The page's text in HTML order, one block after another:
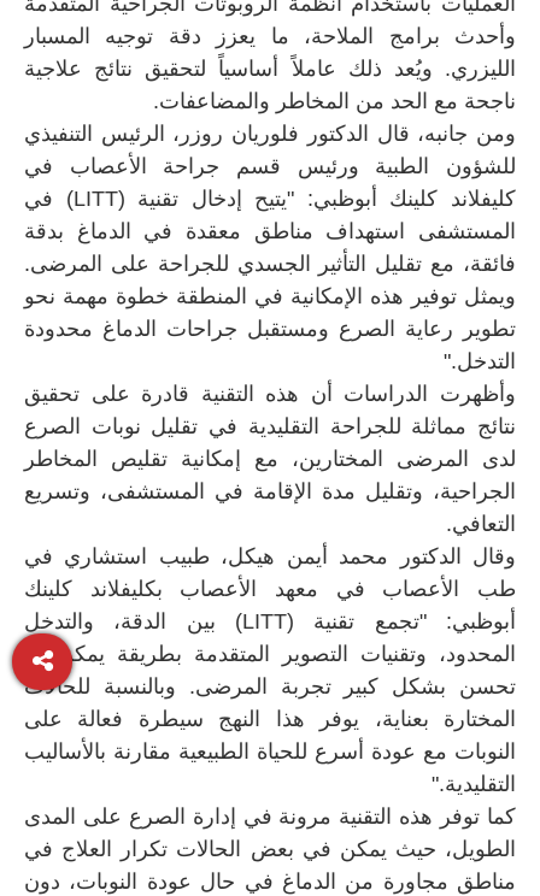
وأحدث برامج الملاحة، ما يعزز دقة توجيه المسبار
الليزري. ويُعد ذلك عاملاً أساسياً لتحقيق نتائج علاجية
ناجحة مع الحد من المخاطر والمضاعفات.
ومن جانبه، قال الدكتور فلوريان روزر، الرئيس التنفيذي
للشؤون الطبية ورئيس قسم جراحة الأعصاب في
كليفلاند كلينك أبوظبي: "يتيح إدخال تقنية (LITT) في
المستشفى استهداف مناطق معقدة في الدماغ بدقة
فائقة، مع تقليل التأثير الجسدي للجراحة على المرضى.
ويمثل توفير هذه الإمكانية في المنطقة خطوة مهمة نحو
تطوير رعاية الصرع ومستقبل جراحات الدماغ محدودة
التدخل."
وأظهرت الدراسات أن هذه التقنية قادرة على تحقيق
نتائج مماثلة للجراحة التقليدية في تقليل نوبات الصرع
لدى المرضى المختارين، مع إمكانية تقليص المخاطر
الجراحية، وتقليل مدة الإقامة في المستشفى، وتسريع
التعافي.
وقال الدكتور محمد أيمن هيكل، طبيب استشاري في
طب الأعصاب في معهد الأعصاب بكليفلاند كلينك
أبوظبي: "تجمع تقنية (LITT) بين الدقة، والتدخل
المحدود، وتقنيات التصوير المتقدمة بطريقة يمكن أن
تحسن بشكل كبير تجربة المرضى. وبالنسبة للحالات
المختارة بعناية، يوفر هذا النهج سيطرة فعالة على
النوبات مع عودة أسرع للحياة الطبيعية مقارنة بالأساليب
التقليدية."
كما توفر هذه التقنية مرونة في إدارة الصرع على المدى
الطويل، حيث يمكن في بعض الحالات تكرار العلاج في
مناطق مجاورة من الدماغ في حال عودة النوبات، دون